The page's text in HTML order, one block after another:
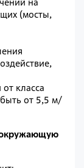
(мосты,
класса
от 5,5 м/
окружающую